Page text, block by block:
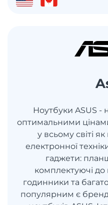
Ноутбуки ASUS -
оптимальними
у всьому світі
електронної
гаджети:
комплектуючі
годинники та
популярним є